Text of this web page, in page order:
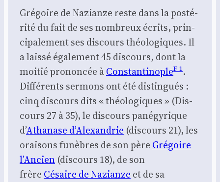
Gré­goire de Nazianze reste dans la pos­té­
ri­té du fait de ses nom­breux écrits, prin­
ci­pa­le­ment ses dis­cours théo­lo­giques. Il
a lais­sé éga­le­ment 45 dis­cours, dont la
moi­tié pro­non­cée àConstan­ti­nopleF 1.
Dif­fé­rents ser­mons ont été dis­tin­gués :
cinq dis­cours dits « théo­lo­giques » (Dis­
cours 27 à 35), le dis­cours pané­gy­rique
d’Atha­nase d’A­lexan­drie (dis­cours 21), les
orai­sons funèbres de son père Gré­goire
l’An­cien (dis­cours 18), de son
frère Césaire de Nazianze et de sa